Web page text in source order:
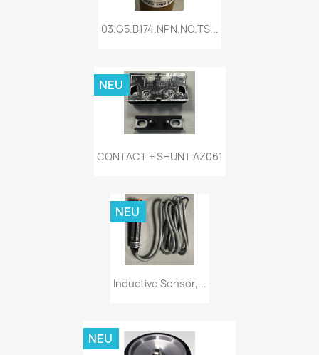
03.G5.B174.NPN.NO.TS...
CONTACT + SHUNT AZ061
NEU
Inductive Sensor,...
NEU
NEU